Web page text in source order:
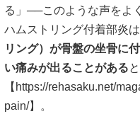
る」──このような声をよ
ハムストリング付着部炎は
リング）が骨盤の坐骨に
い痛みが出ることがある
【 https://rehasaku.net/
pain/】。